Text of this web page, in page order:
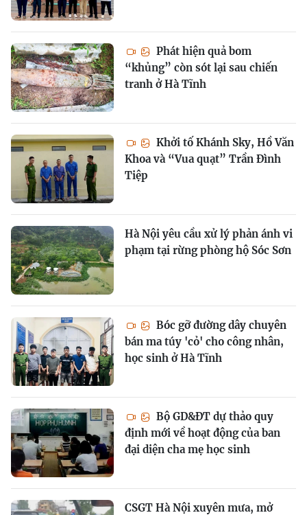
Phát hiện quả bom
“khủng” còn sót lại sau chiến
tranh ở Hà Tĩnh
Khởi tố Khánh Sky, Hồ Văn
Khoa và “Vua quạt” Trần Đình
Tiệp
Hà Nội yêu cầu xử lý phản ánh vi
phạm tại rừng phòng hộ Sóc Sơn
Bóc gỡ đường dây chuyên
bán ma túy 'cỏ' cho công nhân,
học sinh ở Hà Tĩnh
Bộ GD&ĐT dự thảo quy
định mới về hoạt động của ban
đại diện cha mẹ học sinh
CSGT Hà Nội xuyên mưa, mở